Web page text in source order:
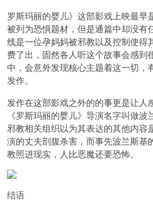
罗斯玛丽的婴儿》这部影戏上映最早
被列为恐惧题材，但是通篇中却没有
线是一位孕妈妈被邪教以及控制使得
费了出，固然各人听这个故事会感到
中，会意外发现核心主题着这一切，
发作。
发作在这部影戏之外的的事更是让人
《罗斯玛丽的婴儿》导演名字叫做波
邪教相关组织以为其表达的其他内容
演的丈夫剖腹杀害，而事先波兰斯基
教照进现实，人比恶魔还要恐怖。
结语